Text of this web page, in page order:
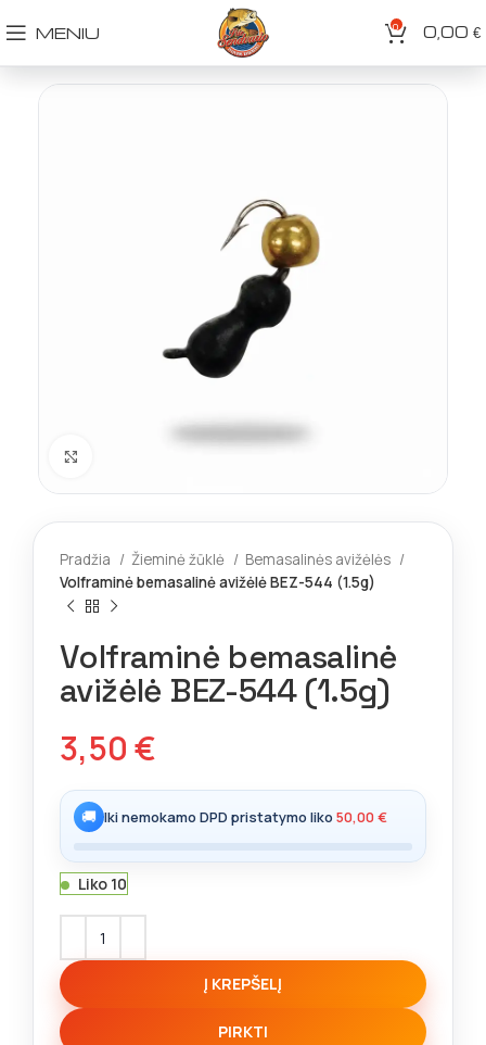
MENIU 0 0,00 €
Pradžia Žieminė žūklė
Bemasalinės avižėlės
Volframinė bemasalinė avižėlė BEZ-544 (1.5g)
Volframinė bemasalinė
avižėlė BEZ-544 (1.5g)
3,50€
🚚 Iki nemokamo DPD pristatymo liko 50,00€
Liko 10
Į KREPŠELĮ
PIRKTI